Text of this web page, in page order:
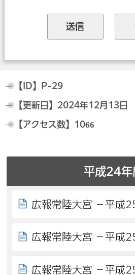
【ID】 P-29
【更新日】 2024年12月13日
【アクセス数】 1066
平成24年
広報常陸大宮 －平成
広報常陸大宮 －平成
広報常陸大宮 －平成